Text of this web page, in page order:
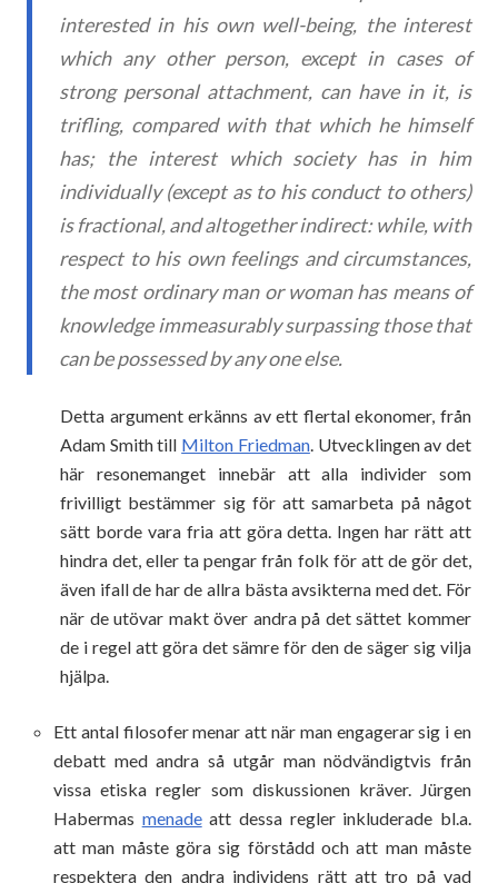
interested in his own well-being, the interest
which any other person, except in cases of
strong personal attachment, can have in it, is
trifling, compared with that which he himself
has; the interest which society has in him
individually (except as to his conduct to others)
is fractional, and altogether indirect: while, with
respect to his own feelings and circumstances,
the most ordinary man or woman has means of
knowledge immeasurably surpassing those that
can be possessed by any one else.
Detta argument erkänns av ett flertal ekonomer, från
Adam Smith till Milton Friedman. Utvecklingen av det
här resonemanget innebär att alla individer som
frivilligt bestämmer sig för att samarbeta på något
sätt borde vara fria att göra detta. Ingen har rätt att
hindra det, eller ta pengar från folk för att de gör det,
även ifall de har de allra bästa avsikterna med det. För
när de utövar makt över andra på det sättet kommer
de i regel att göra det sämre för den de säger sig vilja
hjälpa.
Ett antal filosofer menar att när man engagerar sig i en
debatt med andra så utgår man nödvändigtvis från
vissa etiska regler som diskussionen kräver. Jürgen
Habermas menadeatt dessa regler inkluderade bl.a.
att man måste göra sig förstådd och att man måste
respektera den andra individens rätt att tro på vad